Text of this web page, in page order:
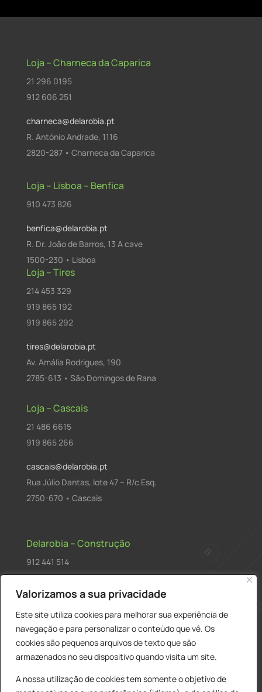
Valorizamos a sua privacidade
Este site utiliza cookies para melhorar sua experiência de
navegação e para personalizar o conteúdo que vê. Os
cookies são pequenos arquivos de texto que são
armazenados no seu dispositivo quando visita um site.
A nossa utilização de cookies tem somente o objetivo de
Loja – Charneca da Caparica
21 296 0195
912 606 251
charneca@delarobia.pt
R. António Andrade, 1116
2820-287 • Charneca da Caparica
Loja – Lisboa – Benfica
910 473 826
benfica@delarobia.pt
R. Dr. João de Barros, 13 A cave
1500-230 • Lisboa
Loja – Tires
214 453 329
919 865 192
919 865 292
tires@delarobia.pt
Av. Amália Rodrigues, 190
2785-613 • São Domingos de Rana
Loja – Cascais
21 486 6615
919 865 266
cascais@delarobia.pt
Rua Júlio Dantas, lote 47 – R/c Esq.
2750-670 • Cascais
Delarobia – Construção
912 441 514
R. António Andrade, 1171
2820-287 • Charneca de Caparica
Products
search PESQUISAR